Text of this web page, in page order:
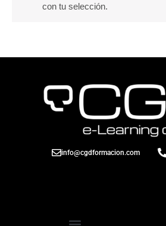
con tu selección.
info@cgdformacion.com